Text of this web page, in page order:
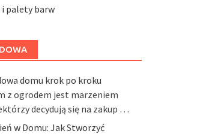
palety barw
domu krok po kroku
z ogrodem jest marzeniem
decydują się na zakup …
w Domu: Jak Stworzyć